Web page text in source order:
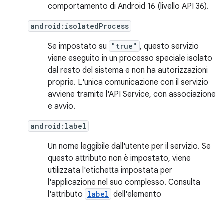
comportamento di Android 16 (livello API 36).
android:isolatedProcess
Se impostato su "true" , questo servizio
viene eseguito in un processo speciale isolato
dal resto del sistema e non ha autorizzazioni
proprie. L'unica comunicazione con il servizio
avviene tramite l'API Service, con associazione
e avvio.
android:label
Un nome leggibile dall'utente per il servizio. Se
questo attributo non è impostato, viene
utilizzata l'etichetta impostata per
l'applicazione nel suo complesso. Consulta
l'attributo label dell'elemento